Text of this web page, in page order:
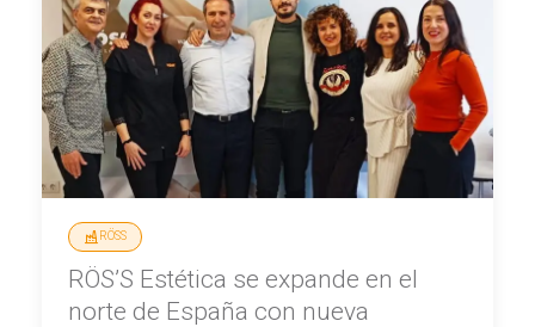
RÖSS
RÖS’S Estética se expande en el
norte de España con nueva